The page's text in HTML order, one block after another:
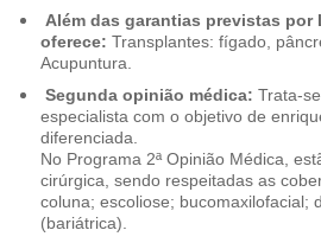
Além das garantias previstas por
oferece: Transplantes: fígado,
Acupuntura.
Segunda opinião médica: Trata-
especialista com o objetivo de
diferenciada.
No Programa 2ª Opinião Médica,
cirúrgica, sendo respeitadas as
coluna; escoliose; bucomaxilofacial;
(bariátrica).